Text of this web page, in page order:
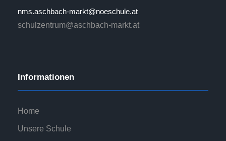
nms.aschbach-markt@noeschule.at
schulzentrum@aschbach-markt.at
Informationen
Home
Unsere Schule